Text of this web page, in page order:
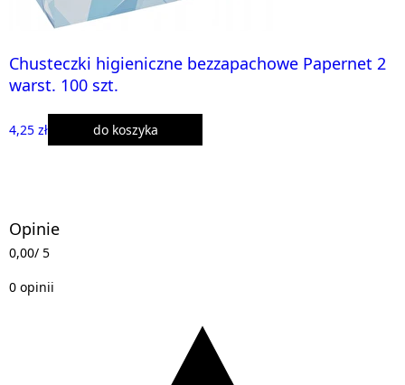
Chusteczki higieniczne bezzapachowe Papernet 2
warst. 100 szt.
4,25 zł do koszyka
Opinie
0,00/ 5
0 opinii